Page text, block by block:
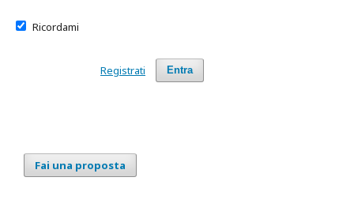
Ricordami
Entra
Registrati
Fai una proposta